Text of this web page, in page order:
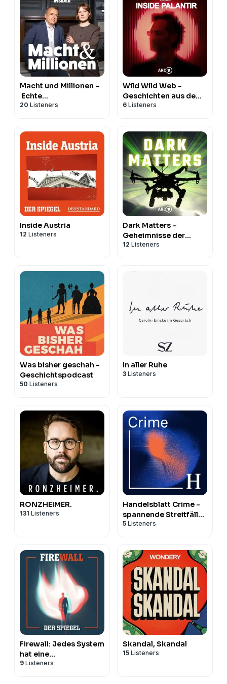
Macht und Millionen –
Echte
Wirtschaftskrimis
20 Listeners
Wild Wild Web -
Geschichten aus dem
Internet
6 Listeners
Inside Austria
12 Listeners
Dark Matters –
Geheimnisse der
Geheimdienste
12 Listeners
Was bisher geschah -
Geschichtspodcast
50 Listeners
In aller Ruhe
3 Listeners
RONZHEIMER.
131 Listeners
Handelsblatt Crime -
spannende Streitfälle
der deutschen
5 Listeners
Firewall: Jedes System
hat eine
Schwachstelle
9 Listeners
Skandal, Skandal
15 Listeners